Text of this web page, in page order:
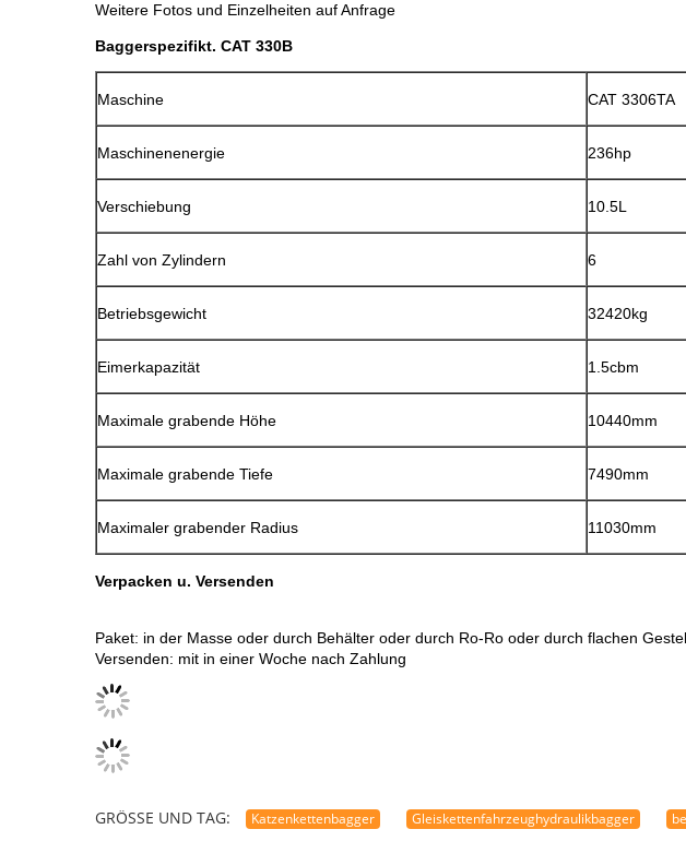
Weitere Fotos und Einzelheiten auf Anfrage
Baggerspezifikt. CAT 330B
Maschine CAT 3306TA
Maschinenenergie 236hp
Verschiebung 10.5L
Zahl von Zylindern 6
Betriebsgewicht 32420kg
Eimerkapazität 1.5cbm
Maximale grabende Höhe 10440mm
Maximale grabende Tiefe 7490mm
Maximaler grabender Radius 11030mm
Verpacken u. Versenden
Paket: in der Masse oder durch Behälter oder durch Ro-Ro oder durch flachen
Versenden: mit in einer Woche nach Zahlung
GRÖSSE UND TAG: Katzenkettenbagger Gleiskettenfahrzeughydraulikbagger